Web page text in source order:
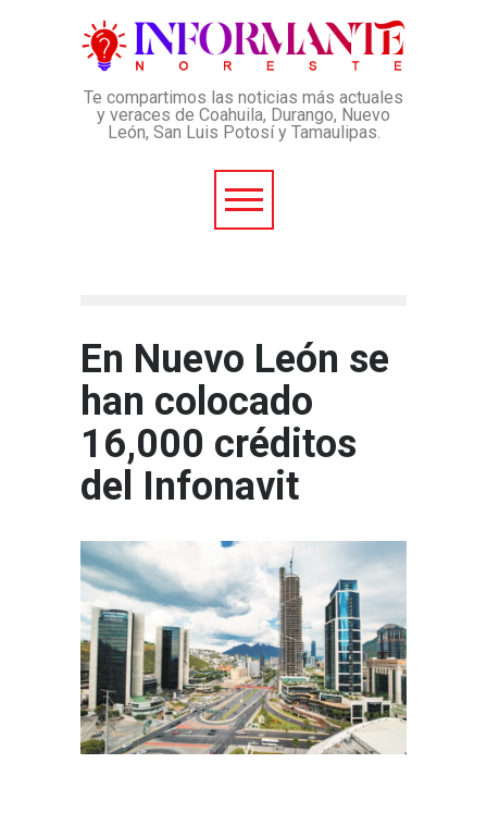
Te compartimos las noticias más actuales
y veraces de Coahuila, Durango, Nuevo
León, San Luis Potosí y Tamaulipas.
En Nuevo León se
han colocado
16,000 créditos
del Infonavit